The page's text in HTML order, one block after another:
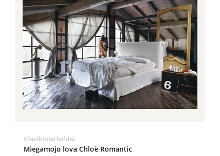
Klasikiniai baldai
Miegamojo lova Chloè Romantic
through
2,388.00€